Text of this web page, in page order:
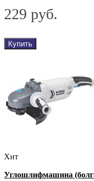
229 руб.
Купить
Хит
Углошлифмашина